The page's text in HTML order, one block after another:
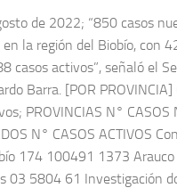
de 2022; “850 casos
la región del Biobío, con
casos activos”, señaló el
Barra. [POR
PROVINCIAS N° CASOS
N° CASOS ACTIVOS
174 100491 1373
03 5804 61 Investigación